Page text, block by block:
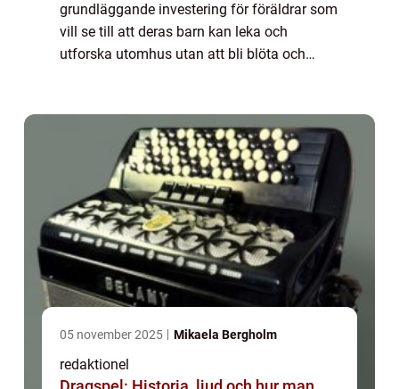
grundläggande investering för föräldrar som
vill se till att deras barn kan leka och
utforska utomhus utan att bli blöta och
05 november 2025 Mikaela Bergholm
redaktionel